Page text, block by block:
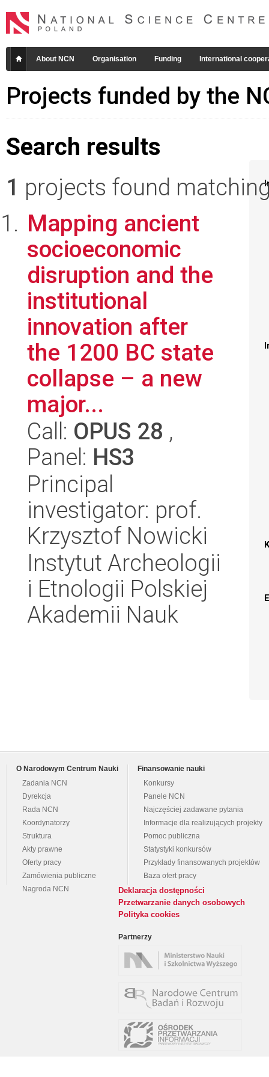
About NCN Organisation Funding International
Projects funded by the
Search results
1 projects found
Mapping ancient
socioeconomic
disruption and the
institutional
innovation after
the 1200 BC state
collapse – a new
major...
Call: OPUS 28 ,
Panel: HS3
Principal
investigator: prof.
Krzysztof Nowicki
Instytut Archeologii
i Etnologii Polskiej
Akademii Nauk
O Narodowym Centrum Nauki
Zadania NCN
Dyrekcja
Rada NCN
Koordynatorzy
Struktura
Akty prawne
Oferty pracy
Zamówienia publiczne
Nagroda NCN
Finansowanie nauki
Konkursy
Panele NCN
Najczęściej zadawane pytania
Informacje dla realizujących projekty
Pomoc publiczna
Statystyki konkursów
Przykłady finansowanych projektów
Baza ofert pracy
Deklaracja dostępności
Przetwarzanie danych osobowych
Polityka cookies
Partnerzy